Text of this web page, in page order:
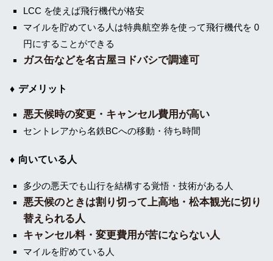
LCC を使えば飛行機代が格安
マイルを貯めている人は特典航空券を使って飛行機代を 0
円にすることができる
ガス缶などを名古屋ヨドバシで調達可
デメリット
悪天候時の変更・キャンセル費用が高い
セントレアから名鉄BCへの移動・待ち時間
向いている人
多少の悪天でも山行を結構する覚悟・技術がある人
悪天候のときは割り切って上高地・松本観光に切り
替えられる人
キャンセル料・変更費用が苦にならない人
マイルを貯めている人